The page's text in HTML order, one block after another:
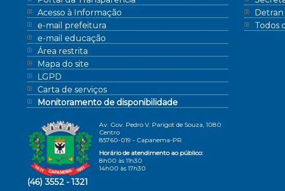
Acesso à Informação
e-mail prefeitura
e-mail educação
Área restrita
Mapa do site
LGPD
Carta de serviços
Monitoramento de disponibilidade
Av. Gov. Pedro V. Parigot de Souza, 1080
Centro
85760-019 - Capanema-PR
Horário de atendimento ao público:
8h00 às 11h30
14h00 às 17h30
(46) 3552 - 1321
Detran
Todos